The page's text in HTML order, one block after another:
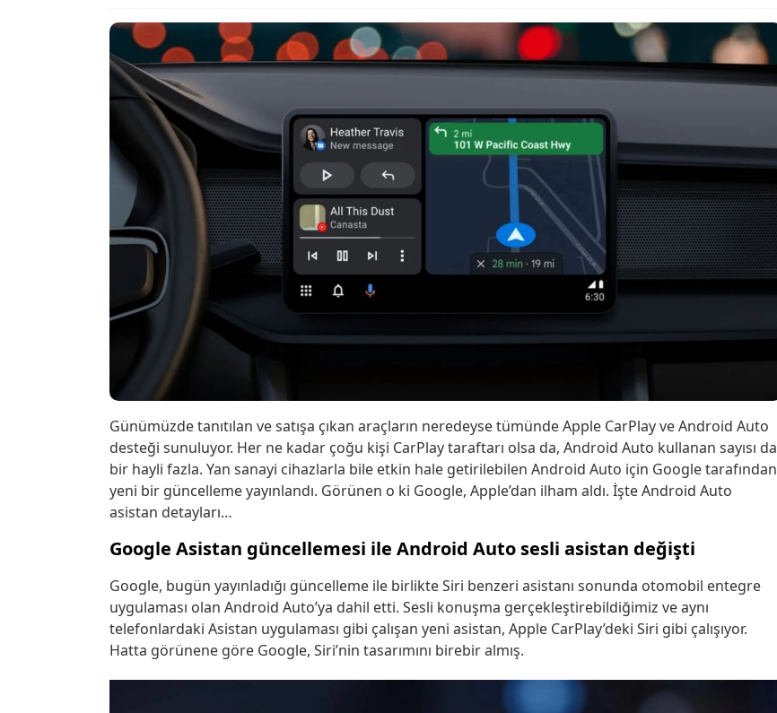
Günümüzde tanıtılan ve satışa çıkan araçların neredeyse tümünde Apple CarPlay ve Android Auto
desteği sunuluyor. Her ne kadar çoğu kişi CarPlay taraftarı olsa da, Android Auto kullanan sayısı da
bir hayli fazla. Yan sanayi cihazlarla bile etkin hale getirilebilen Android Auto için Google tarafından
yeni bir güncelleme yayınlandı. Görünen o ki Google, Apple’dan ilham aldı. İşte Android Auto
asistan detayları…
Google Asistan güncellemesi ile Android Auto sesli asistan değişti
Google, bugün yayınladığı güncelleme ile birlikte Siri benzeri asistanı sonunda otomobil entegre
uygulaması olan Android Auto’ya dahil etti. Sesli konuşma gerçekleştirebildiğimiz ve aynı
telefonlardaki Asistan uygulaması gibi çalışan yeni asistan, Apple CarPlay’deki Siri gibi çalışıyor.
Hatta görünene göre Google, Siri’nin tasarımını birebir almış.